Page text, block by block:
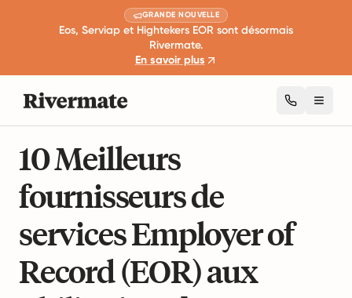
GRANDE NOUVELLE
Eos, Serviap et Hightekers EOR sont désormais
Rivermate.
En savoir plus
10 Meilleurs
fournisseurs de
services Employer of
Record (EOR) aux